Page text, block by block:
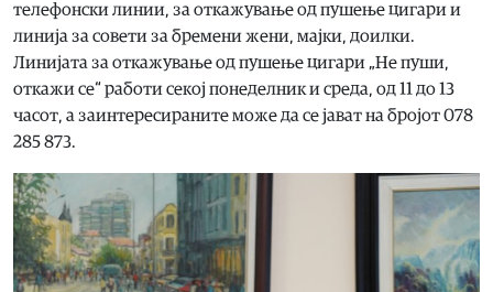
телефонски линии, за откажување од пушење цигари и
линија за совети за бремени жени, мајки, доилки.
Линијата за откажување од пушење цигари „Не пуши,
откажи се“ работи секој понеделник и среда, од 11 до 13
часот, а заинтересираните може да се јават на бројот 078
285 873.